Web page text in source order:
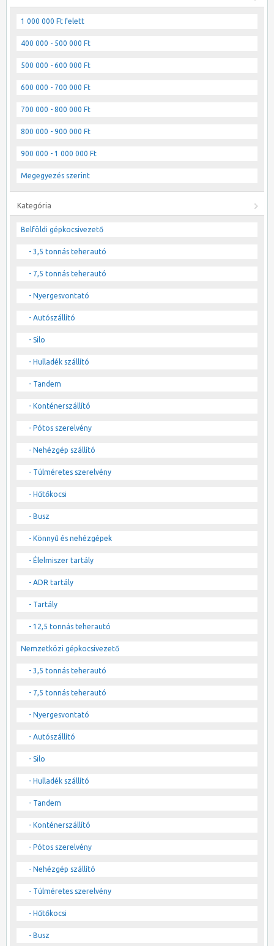
1 000 000 Ft felett
400 000 - 500 000 Ft
500 000 - 600 000 Ft
600 000 - 700 000 Ft
700 000 - 800 000 Ft
800 000 - 900 000 Ft
900 000 - 1 000 000 Ft
Megegyezés szerint
Kategória
Belföldi gépkocsivezető
- 3,5 tonnás teherautó
- 7,5 tonnás teherautó
- Nyergesvontató
- Autószállító
- Silo
- Hulladék szállító
- Tandem
- Konténerszállító
- Pótos szerelvény
- Nehézgép szállító
- Túlméretes szerelvény
- Hűtőkocsi
- Busz
- Könnyű és nehézgépek
- Élelmiszer tartály
- ADR tartály
- Tartály
- 12,5 tonnás teherautó
Nemzetközi gépkocsivezető
- 3,5 tonnás teherautó
- 7,5 tonnás teherautó
- Nyergesvontató
- Autószállító
- Silo
- Hulladék szállító
- Tandem
- Konténerszállító
- Pótos szerelvény
- Nehézgép szállító
- Túlméretes szerelvény
- Hűtőkocsi
- Busz